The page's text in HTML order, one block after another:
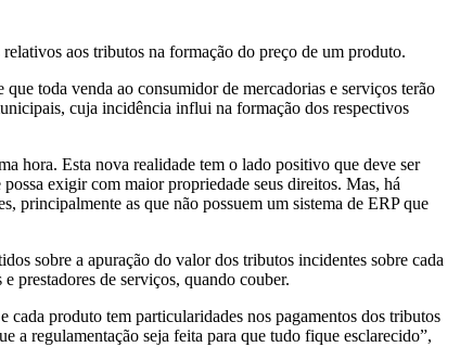
aos tributos na formação do preço de um produto.
toda venda ao consumidor de mercadorias e serviços terão
cuja incidência influi na formação dos respectivos
hora. Esta nova realidade tem o lado positivo que deve ser
exigir com maior propriedade seus direitos. Mas, há
principalmente as que não possuem um sistema de ERP que
sobre a apuração do valor dos tributos incidentes sobre cada
prestadores de serviços, quando couber.
cada produto tem particularidades nos pagamentos dos tributos
a regulamentação seja feita para que tudo fique esclarecido”,